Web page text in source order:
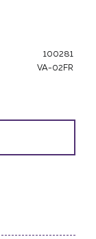
100281
VA-02FR